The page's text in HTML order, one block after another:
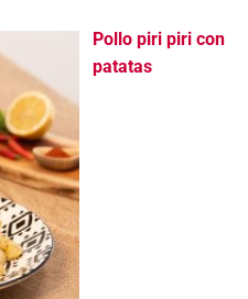
Pollo piri piri con
patatas